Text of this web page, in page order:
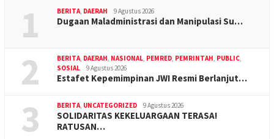
1 BERITA DAERAH 9 Agustus 2026
Dugaan Maladministrasi dan Manipulasi Su…
2 BERITA DAERAH NASIONAL PEMRED PEMRINTAH PUBLIC
SOSIAL
9 Agustus 2026
Estafet Kepemimpinan JWI Resmi Berlanjut…
3 BERITA UNCATEGORIZED 9 Agustus 2026
SOLIDARITAS KEKELUARGAAN TERASA!
RATUSAN…